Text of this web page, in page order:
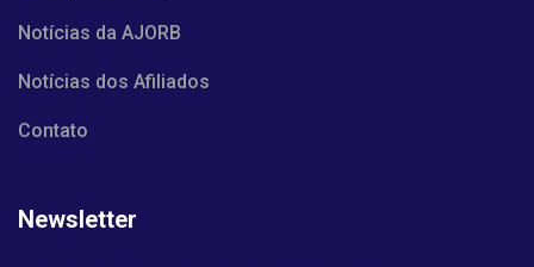
Notícias da AJORB
Notícias dos Afiliados
Contato
Newsletter